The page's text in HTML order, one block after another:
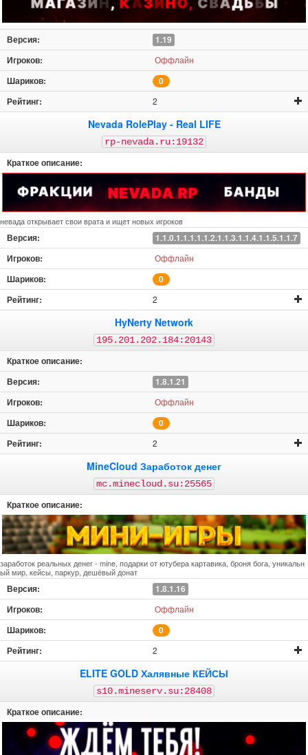
1.19
Оффлайн
0
2
Nevada RolePlay - Real LIFE
rp-nevada.ru:19132
невада открывает свои врата и ищет новых игроков
1.1.0.1.1.1.1.1.2.1.1.3.1.1.4.1.1.5.1.1.7
Оффлайн
0
2
HyNerty Network
195.201.202.184:20143
1.8.1.21
Оффлайн
0
2
MineCloud Заработок денег
mc.minecloud.su:25565
заработок реальных денег - mine, подарки от ютубера картавика, броня бога, уникальн
ый мир, кейсы, паркур, дешёвый донат
1.8.1.16
Оффлайн
0
2
ELITE GOLD Халявные КЕЙСЫ
s10.mineserv.su:28408